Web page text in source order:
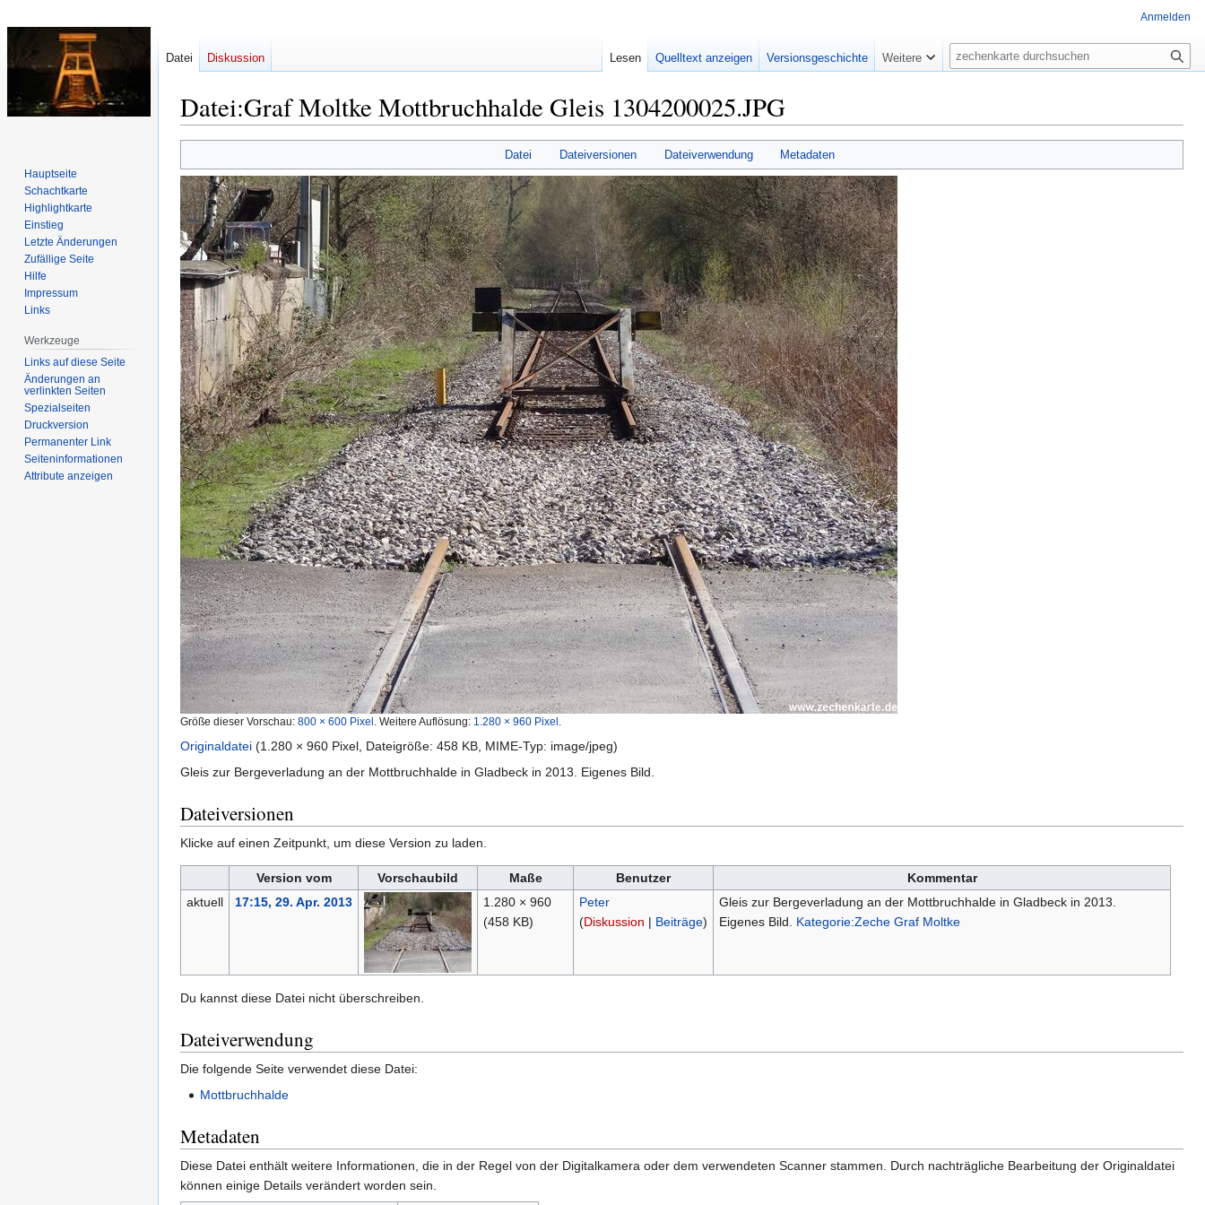
Datei:Graf Moltke Mottbruchhalde Gleis 1304200025.JPG
Navigation
springen
Suche
springen
Datei Dateiversionen Dateiverwendung Metadaten
Größe dieser Vorschau: 800 × 600 Pixel Weitere Auflösung: 1.280 × 960 Pixel
Originaldatei (1.280 × 960 Pixel, Dateigröße: 458 KB, MIME-Typ: image/jpeg)
Gleis zur Bergeverladung an der Mottbruchhalde in Gladbeck in 2013. Eigenes Bild.
Dateiversionen
Klicke auf einen Zeitpunkt, um diese Version zu laden.
Version vom Vorschaubild Maße Benutzer
Kommentar
aktuell
17:15, 29. Apr. 2013
1.280 × 960
(458 KB)
Peter
(Diskussion | Beiträge)
Gleis zur Bergeverladung an der Mottbruchhalde in Gladbeck in 2013.
Eigenes Bild. Kategorie:Zeche Graf Moltke
Du kannst diese Datei nicht überschreiben.
Dateiverwendung
Die folgende Seite verwendet diese Datei:
Mottbruchhalde
Metadaten
Diese Datei enthält weitere Informationen, die in der Regel von der Digitalkamera oder dem verwendeten Scanner stammen. Durch nachträgliche Bearbeitung der Originaldatei
können einige Details verändert worden sein.
Anmelden
Datei Diskussion Lesen Quelltext anzeigen Versionsgeschichte Weitere
Suche
Hauptseite
Schachtkarte
Highlightkarte
Einstieg
Letzte Änderungen
Zufällige Seite
Hilfe
Impressum
Links
Werkzeuge
Links auf diese Seite
Änderungen an
verlinkten Seiten
Spezialseiten
Druckversion
Permanenter Link
Seiten­­informationen
Attribute anzeigen